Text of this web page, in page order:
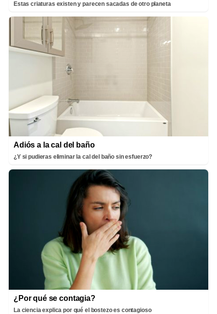
Estas criaturas existen y parecen sacadas de otro planeta
Adiós a la cal del baño
¿Y si pudieras eliminar la cal del baño sin esfuerzo?
¿Por qué se contagia?
La ciencia explica por qué el bostezo es contagioso